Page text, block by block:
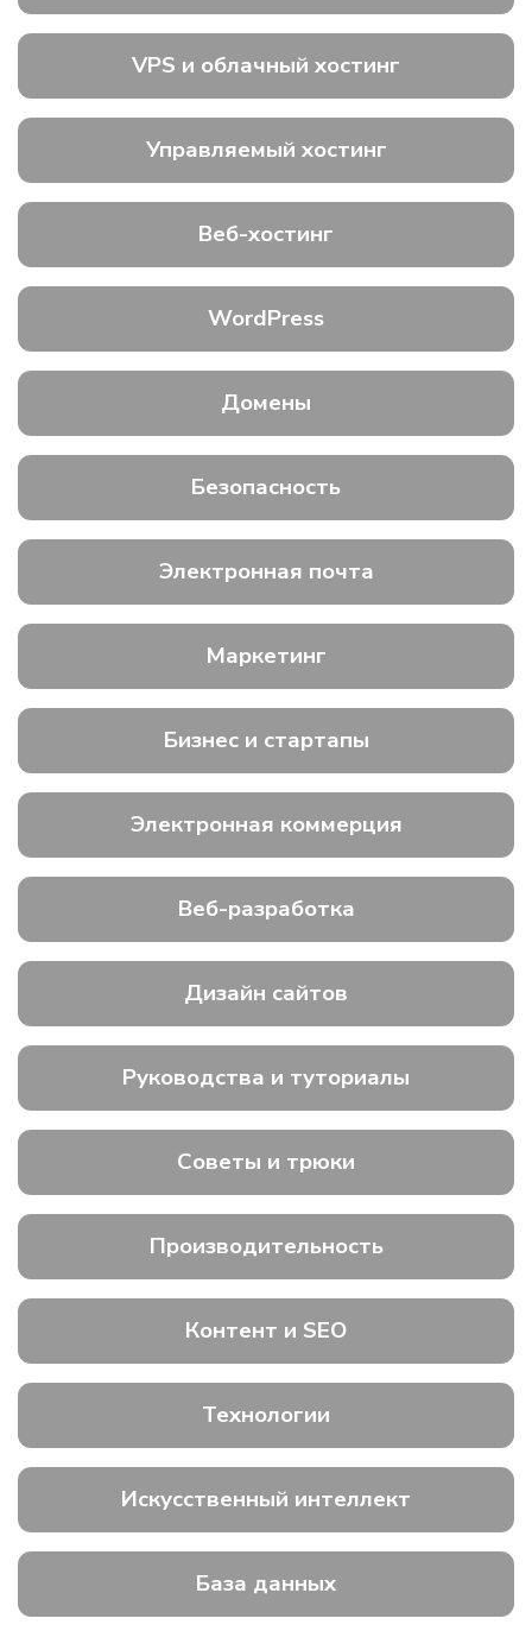
VPS и облачный хостинг
Управляемый хостинг
Веб-хостинг
WordPress
Домены
Безопасность
Электронная почта
Маркетинг
Бизнес и стартапы
Электронная коммерция
Веб-разработка
Дизайн сайтов
Руководства и туториалы
Советы и трюки
Производительность
Контент и SEO
Технологии
Искусственный интеллект
База данных